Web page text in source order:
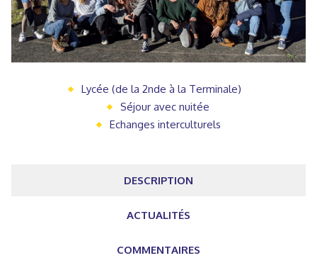
Lycée (de la 2nde à la Terminale)
Séjour avec nuitée
Echanges interculturels
DESCRIPTION
ACTUALITÉS
COMMENTAIRES